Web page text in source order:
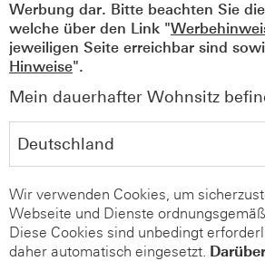
Werbung dar. Bitte beachten Sie
welche über den Link "
jeweiligen Seite erreichbar sind
Hinweise".
Mein dauerhafter Wohnsitz
Wir verwenden Cookies, um
Webseite und Dienste
Diese Cookies sind unbedingt
daher automatisch eingesetzt.